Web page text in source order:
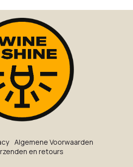
Algemene Voorwaarden
en retours